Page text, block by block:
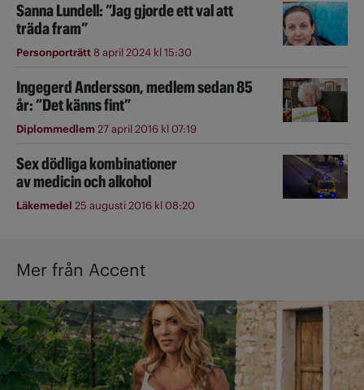
Sanna Lundell: ”Jag gjorde ett val att
träda fram”
Personporträtt8 april 2024 kl 15:30
Ingegerd Andersson, medlem sedan 85
år: ”Det känns fint”
Diplommedlem27 april 2016 kl 07:19
Sex dödliga kombinationer
av medicin och alkohol
Läkemedel 25 augusti 2016 kl 08:20
Mer från Accent